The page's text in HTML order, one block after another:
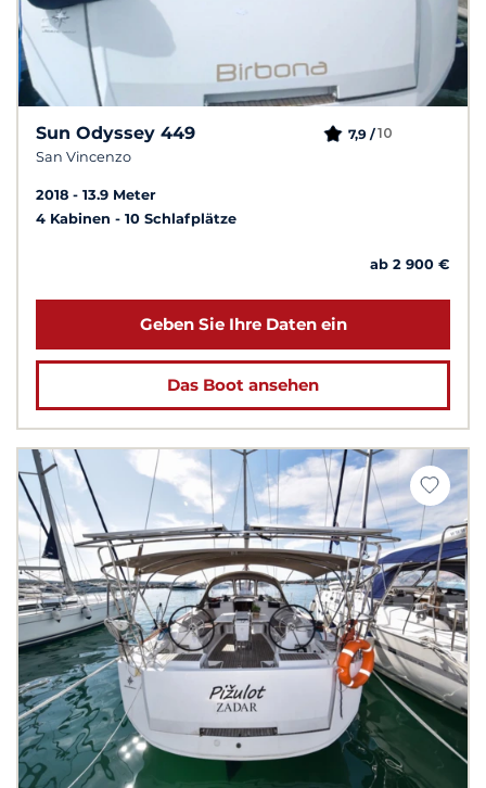
Sun Odyssey 449
San Vincenzo
7,9 /10
2018
13.9 Meter
4 Kabinen
10 Schlafplätze
ab 2 900 €
Geben Sie Ihre Daten ein
Das Boot ansehen